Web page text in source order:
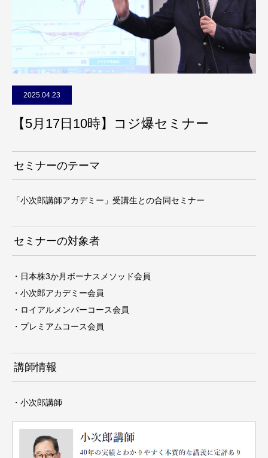
2025.04.23
【5月17日10時】コジ爆セミナー
セミナーのテーマ
「小次郎講師アカデミー」受講生との合同セミナー
セミナーの対象者
・日本株3か月ボーナスメソッド会員
・小次郎アカデミー会員
・ロイアルメンバーコース会員
・プレミアムコース会員
講師情報
・小次郎講師